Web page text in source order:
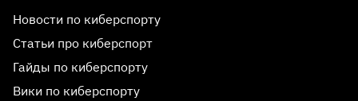
Новости по киберспорту
Статьи про киберспорт
Гайды по киберспорту
Вики по киберспорту